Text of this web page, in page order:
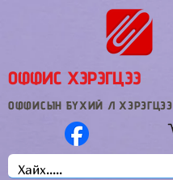
ОФФИС ХЭРЭГЦЭЭ
ОФФИСЫН БҮХИЙ Л ХЭРЭГЦЭЭ